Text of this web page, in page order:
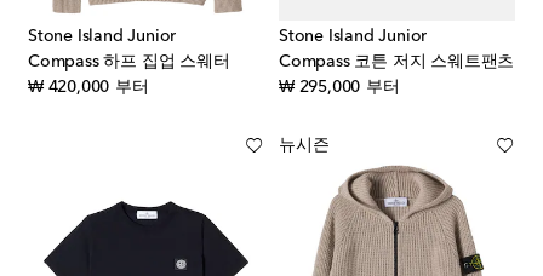
Stone Island Junior
Compass 하프 집업 스웨터
부터
₩ 420,000 original price
Stone Island Junior
Compass 코튼 저지 스웨트팬츠
부터
₩ 295,000 original price
뉴시즌